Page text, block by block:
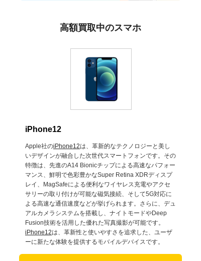
高額買取中のスマホ
iPhone12
Apple社のiPhone12は、革新的なテクノロジーと美し
いデザインが融合した次世代スマートフォンです。その
特徴は、先進のA14 Bionicチップによる高速なパフォー
マンス、鮮明で色彩豊かなSuper Retina XDRディスプ
レイ、MagSafeによる便利なワイヤレス充電やアクセ
サリーの取り付けが可能な磁気接続、そして5G対応に
よる高速な通信速度などが挙げられます。さらに、デュ
アルカメラシステムを搭載し、ナイトモードやDeep
Fusion技術を活用した優れた写真撮影が可能です。
iPhone12は、革新性と使いやすさを追求した、ユーザ
ーに新たな体験を提供するモバイルデバイスです。